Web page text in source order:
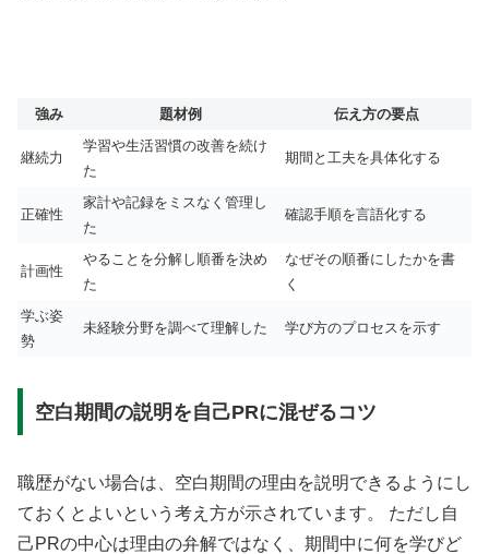
強み 題材例 伝え方の要点
継続力
学習や生活習慣の改善を続け
た
期間と工夫を具体化する
正確性
家計や記録をミスなく管理し
た
確認手順を言語化する
計画性
やることを分解し順番を決め
た
なぜその順番にしたかを書
く
学ぶ姿
勢
未経験分野を調べて理解した 学び方のプロセスを示す
空白期間の説明を自己PRに混ぜるコツ
職歴がない場合は、空白期間の理由を説明できるようにし
ておくとよいという考え方が示されています。 ただし自
己PRの中心は理由の弁解ではなく、期間中に何を学びど